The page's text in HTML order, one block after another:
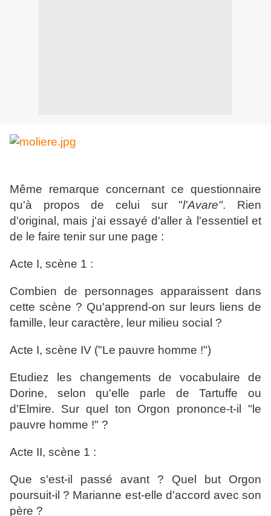
Même remarque concernant ce questionnaire
qu'à propos de celui sur "l'Avare". Rien
d'original, mais j'ai essayé d'aller à l'essentiel et
de le faire tenir sur une page :
Acte I, scène 1 :
Combien de personnages apparaissent dans
cette scène ? Qu'apprend-on sur leurs liens de
famille, leur caractère, leur milieu social ?
Acte I, scène IV ("Le pauvre homme !")
Etudiez les changements de vocabulaire de
Dorine, selon qu'elle parle de Tartuffe ou
d'Elmire. Sur quel ton Orgon prononce-t-il "le
pauvre homme !" ?
Acte II, scène 1 :
Que s'est-il passé avant ? Quel but Orgon
poursuit-il ? Marianne est-elle d'accord avec son
père ?